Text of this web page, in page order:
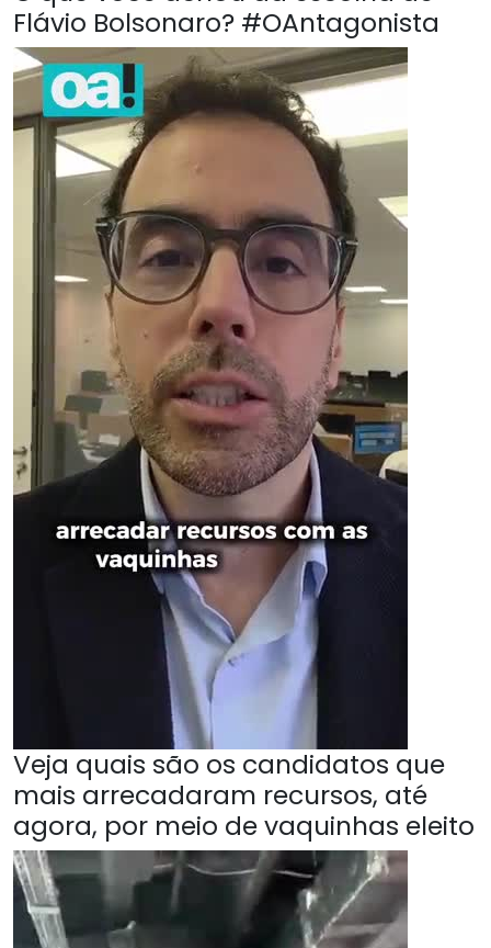
Flávio Bolsonaro? #OAntagonista
Veja quais são os candidatos que
mais arrecadaram recursos, até
agora, por meio de vaquinhas eleito